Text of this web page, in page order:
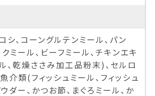
シ、コーングルテンミール、パン
ミール、ビーフミール、チキンエキ
、乾燥ささみ加工品粉末)、セルロ
介類(フィッシュミール、フィッシュ
ダー、かつお節、まぐろミール、か